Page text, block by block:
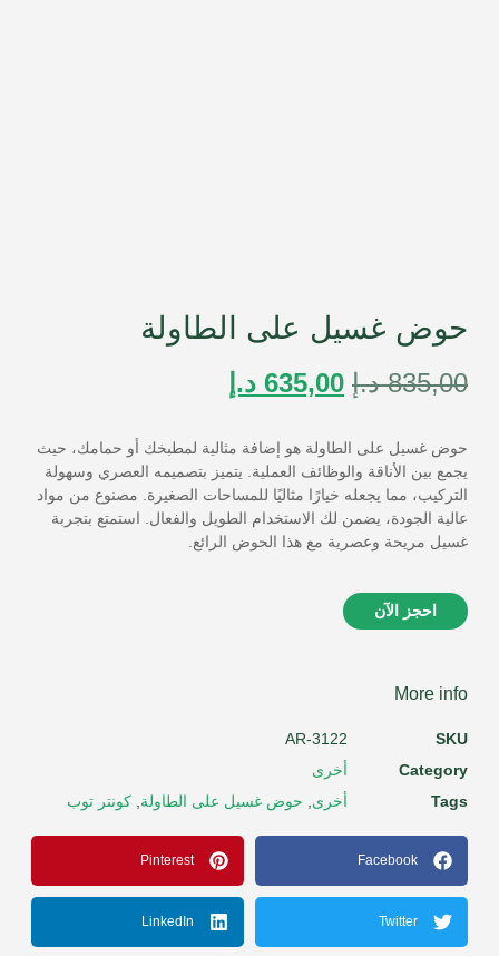
حوض غسيل على الطاولة
835,00 د.إ 635,00 د.إ
حوض غسيل على الطاولة هو إضافة مثالية لمطبخك أو حمامك، حيث
يجمع بين الأناقة والوظائف العملية. يتميز بتصميمه العصري وسهولة
التركيب، مما يجعله خيارًا مثاليًا للمساحات الصغيرة. مصنوع من مواد
عالية الجودة، يضمن لك الاستخدام الطويل والفعال. استمتع بتجربة
غسيل مريحة وعصرية مع هذا الحوض الرائع.
احجز الآن
More info
SKU
AR-3122
Category
أخرى
Tags
أخرى حوض غسيل على الطاولة كونتر توب
Facebook
Pinterest
Twitter
LinkedIn